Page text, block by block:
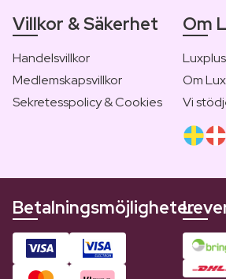
Villkor & Säkerhet
Handelsvillkor
Medlemskapsvillkor
Sekretesspolicy & Cookies
Om
Om
Vi
Betalningsmöjligheter